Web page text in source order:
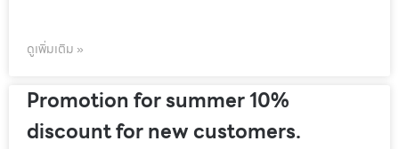
ดูเพิ่มเติม »
Promotion for summer 10%
discount for new customers.